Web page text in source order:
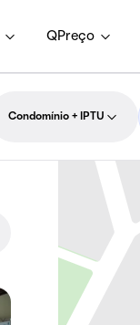
QPreço
Condomínio + IPTU